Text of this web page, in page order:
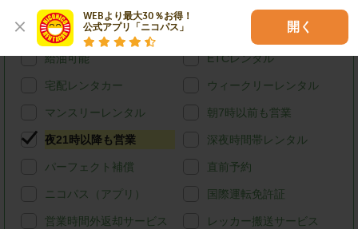
WEBより最大30％お得！
公式アプリ「ニコパス」
開く
カード決済
給油可能 ETCレンタル
宅配レンタカー ウィークリーレンタル
マンスリーレンタル 朝7時以前も営業
夜21時以降も営業 深夜時間帯レンタル
パーフェクト補償 直前予約
ニコパス（アプリ） 国際運転免許証
営業時間外返却サービス レッカー搬送サービス